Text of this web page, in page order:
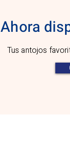
Ahora
Tus antojos